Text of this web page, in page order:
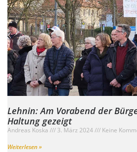
Lehnin: Am Vorabend der
Haltung gezeigt
Andreas Koska 3. März 2024
Keine
Weiterlesen »